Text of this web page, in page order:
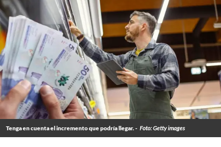
Tenga en cuenta el incremento que podría llegar. - Foto: Getty images